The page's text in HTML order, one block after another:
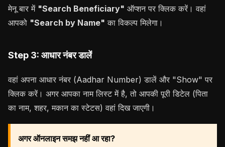
मेनू बार में "Search Beneficiary" ऑप्शन पर क्लिक करें। वहां
आपको "Search by Name" का विकल्प मिलेगा।
Step 3: आधार नंबर डालें
वहां अपना आधार नंबर (Aadhar Number) डालें और "Show" पर
क्लिक करें। अगर आपका नाम लिस्ट में है, तो आपकी पूरी डिटेल (पिता
का नाम, शहर, मकान का स्टेटस) वहां दिख जाएगी।
अगर ऑनलाइन समझ नहीं आ रहा?